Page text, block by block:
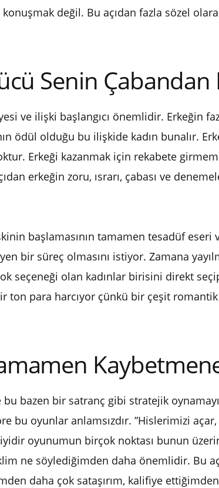
değil. Bu açıdan fazla sözel
Senin
ve ilişki başlangıcı önemlidir. Erkeğin
ödül olduğu bu ilişkide kadın bunalır.
Erkeği kazanmak için rekabete
erkeğin zoru, ısrarı, çabası ve
başlamasının tamamen tesadüf
bir süreç olmasını istiyor. Zamana
seçeneği olan kadınlar birisini direkt
ton para harcıyor çünkü bir çeşit
bazen bir satranç gibi stratejik
bu oyunlar anlamsızdır. ”Hislerimizi
oyunumun birçok noktası bunun
ne söylediğimden daha önemlidir. Bu
daha çok sataşırım, kalifiye